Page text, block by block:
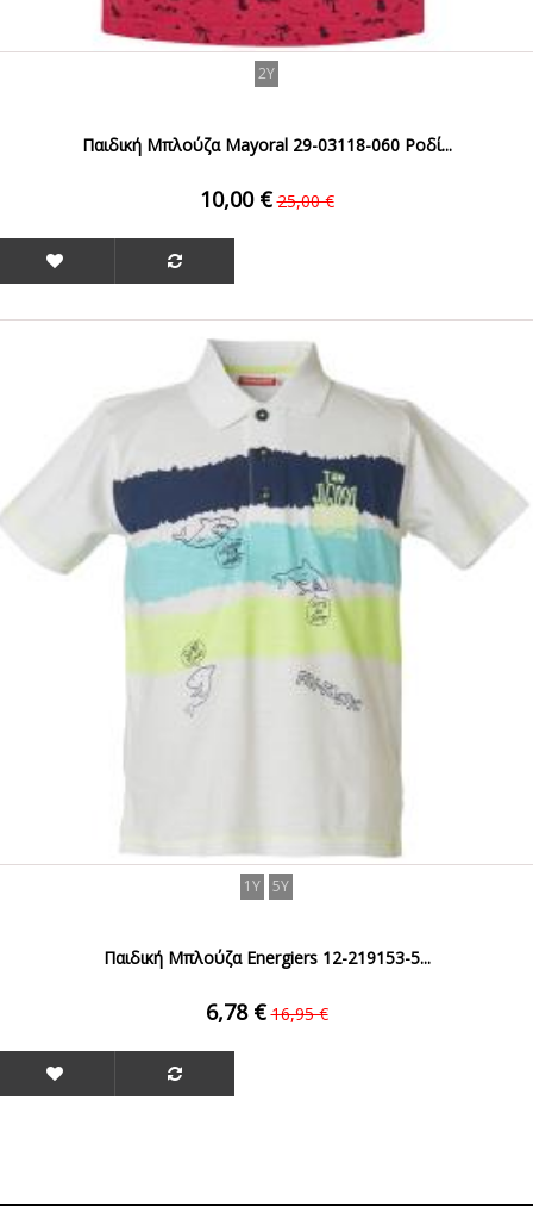
2Y
Παιδική Μπλούζα Mayoral 29-03118-060 Ροδί...
10,00 € 25,00 €
1Y 5Y
Παιδική Μπλούζα Energiers 12-219153-5...
6,78 € 16,95 €